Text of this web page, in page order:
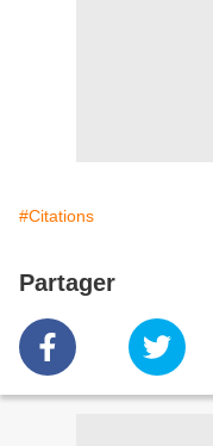
#Citations
Partager